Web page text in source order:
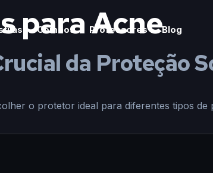
Combos Professores Blog
para Acne
da Proteção
o protetor ideal para diferentes tipos de